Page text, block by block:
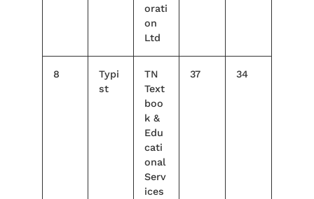
orati
on
Ltd
8
Typi
st
TN
Text
boo
k &
Edu
cati
onal
Serv
ices
37 34